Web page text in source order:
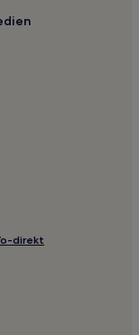
direkt